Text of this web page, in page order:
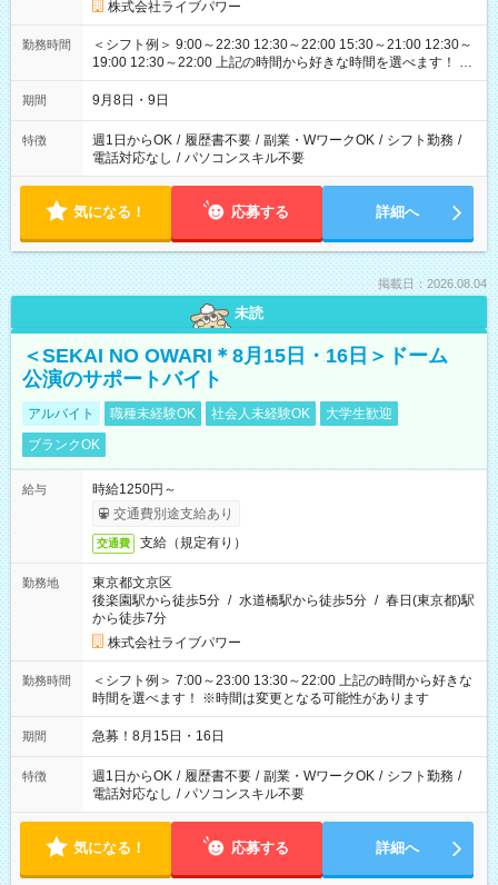
株式会社ライブパワー
勤務時間
＜シフト例＞ 9:00～22:30 12:30～22:00 15:30～21:00 12:30～
19:00 12:30～22:00 上記の時間から好きな時間を選べます！ ※
時間は変更となる可能性があります
期間 9月8日・9日
特徴 週1日からOK / 履歴書不要 / 副業・WワークOK / シフト勤務 /
電話対応なし / パソコンスキル不要
気になる！ 応募する 詳細へ
掲載日：2026.08.04
未読
＜SEKAI NO OWARI＊8月15日・16日＞ドーム
公演のサポートバイト
アルバイト 職種未経験OK 社会人未経験OK
大学生歓迎
ブランクOK
給与
時給1250円～
交通費別途支給あり
交通費 支給（規定有り）
勤務地
東京都文京区
後楽園駅から徒歩5分 / 水道橋駅から徒歩5分 / 春日(東京都)駅
から徒歩7分
株式会社ライブパワー
勤務時間
＜シフト例＞ 7:00～23:00 13:30～22:00 上記の時間から好きな
時間を選べます！ ※時間は変更となる可能性があります
期間 急募！8月15日・16日
特徴 週1日からOK / 履歴書不要 / 副業・WワークOK / シフト勤務 /
電話対応なし / パソコンスキル不要
気になる！ 応募する 詳細へ